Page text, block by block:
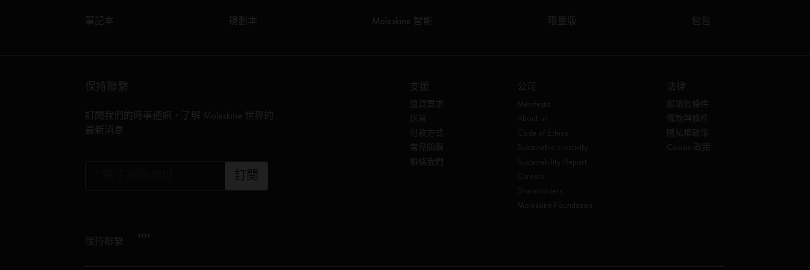
筆記本 規劃本 Moleskine 智能 限量版 包包
保持聯繫
訂閱我們的時事通訊，了解 Moleskine 世界的
最新消息
訂閱
支援
退貨要求
送貨
付款方式
常見問題
聯絡我們
公司
Manifesto
About us
Code of Ethics
Sustainable creativity
Sustainability Report
Careers
Shareholders
Moleskine Foundation
法律
般銷售條件
條款與條件
隱私權政策
Cookie 政策
保持聯繫 ""